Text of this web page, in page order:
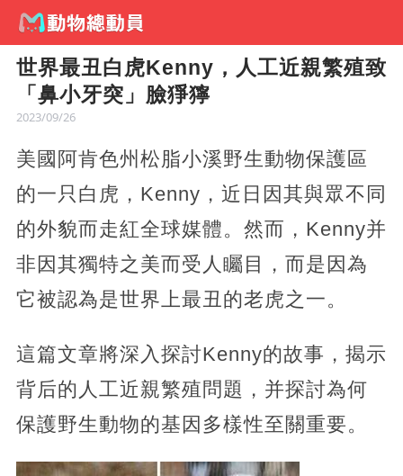
世界最丑白虎Kenny，人工近親繁殖致
「鼻小牙突」臉猙獰
2023/09/26
美國阿肯色州松脂小溪野生動物保護區
的一只白虎，Kenny，近日因其與眾不同
的外貌而走紅全球媒體。然而，Kenny并
非因其獨特之美而受人矚目，而是因為
它被認為是世界上最丑的老虎之一。
這篇文章將深入探討Kenny的故事，揭示
背后的人工近親繁殖問題，并探討為何
保護野生動物的基因多樣性至關重要。